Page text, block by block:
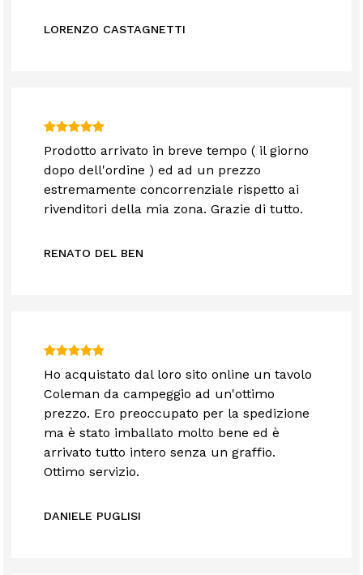
LORENZO CASTAGNETTI
Prodotto arrivato in breve tempo ( il giorno
dopo dell'ordine ) ed ad un prezzo
estremamente concorrenziale rispetto ai
rivenditori della mia zona. Grazie di tutto.
RENATO DEL BEN
Ho acquistato dal loro sito online un tavolo
Coleman da campeggio ad un'ottimo
prezzo. Ero preoccupato per la spedizione
ma è stato imballato molto bene ed è
arrivato tutto intero senza un graffio.
Ottimo servizio.
DANIELE PUGLISI